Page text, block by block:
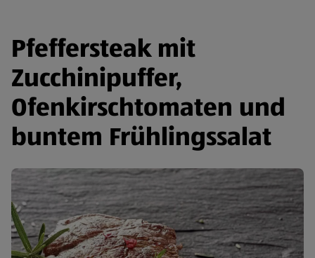
Pfeffersteak mit
Zucchinipuffer,
Ofenkirschtomaten und
buntem Frühlingssalat